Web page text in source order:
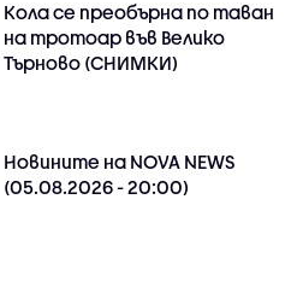
Кола се преобърна по таван
на тротоар във Велико
Търново (СНИМКИ)
Новините на NOVA NEWS
(05.08.2026 - 20:00)